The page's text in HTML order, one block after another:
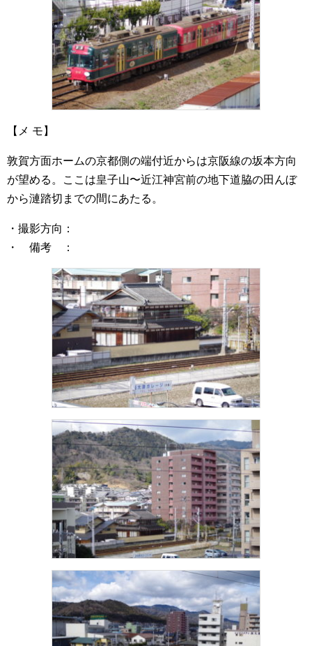
【メ モ】
敦賀方面ホームの京都側の端付近からは京阪線の坂本方向
が望める。ここは皇子山〜近江神宮前の地下道脇の田んぼ
から漣踏切までの間にあたる。
・撮影方向：
・ 備考 ：